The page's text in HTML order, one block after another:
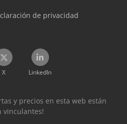
de privacidad
X LinkedIn
y precios en esta web están
vinculantes!